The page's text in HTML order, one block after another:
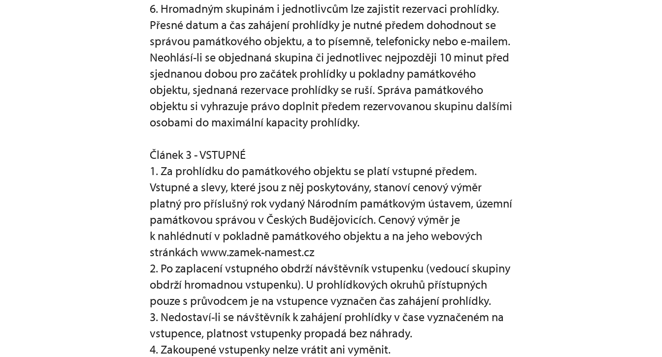
6. Hromadným skupinám i jednotlivcům lze zajistit rezervaci prohlídky.
Přesné datum a čas zahájení prohlídky je nutné předem dohodnout se
správou památkového objektu, a to písemně, telefonicky nebo e-mailem.
Neohlásí-li se objednaná skupina či jednotlivec nejpozději 10 minut před
sjednanou dobou pro začátek prohlídky u pokladny památkového
objektu, sjednaná rezervace prohlídky se ruší. Správa památkového
objektu si vyhrazuje právo doplnit předem rezervovanou skupinu dalšími
osobami do maximální kapacity prohlídky.
Článek 3 - VSTUPNÉ
1. Za prohlídku do památkového objektu se platí vstupné předem.
Vstupné a slevy, které jsou z něj poskytovány, stanoví cenový výměr
platný pro příslušný rok vydaný Národním památkovým ústavem, územní
památkovou správou v Českých Budějovicích. Cenový výměr je
k nahlédnutí v pokladně památkového objektu a na jeho webových
stránkách www.zamek-namest.cz
2. Po zaplacení vstupného obdrží návštěvník vstupenku (vedoucí skupiny
obdrží hromadnou vstupenku). U prohlídkových okruhů přístupných
pouze s průvodcem je na vstupence vyznačen čas zahájení prohlídky.
3. Nedostaví-li se návštěvník k zahájení prohlídky v čase vyznačeném na
vstupence, platnost vstupenky propadá bez náhrady.
4. Zakoupené vstupenky nelze vrátit ani vyměnit.